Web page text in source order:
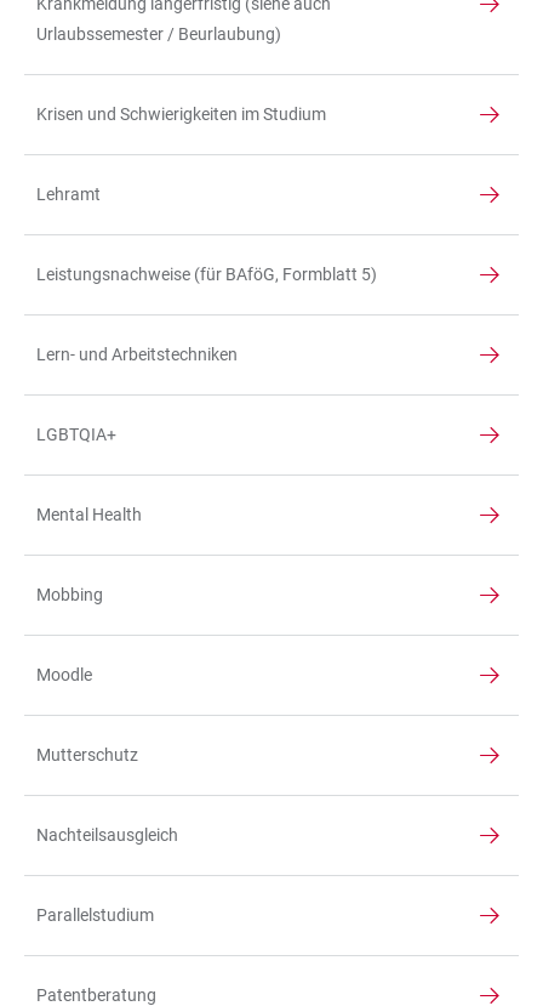
Urlaubssemester / Beurlaubung)
Krisen und Schwierigkeiten im Studium
Lehramt
Leistungsnachweise (für BAföG, Formblatt 5)
Lern- und Arbeitstechniken
LGBTQIA+
Mental Health
Mobbing
Moodle
Mutterschutz
Nachteilsausgleich
Parallelstudium
Patentberatung